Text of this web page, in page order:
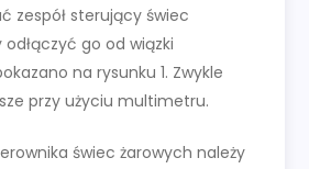
zespół sterujący świec
go od wiązki
na rysunku 1. Zwykle
przy użyciu multimetru.
świec żarowych należy